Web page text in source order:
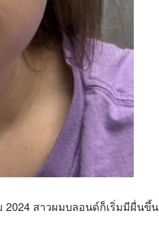
2024 สาวผมบลอนด์ก็เริ่มมีผื่นขึ้น